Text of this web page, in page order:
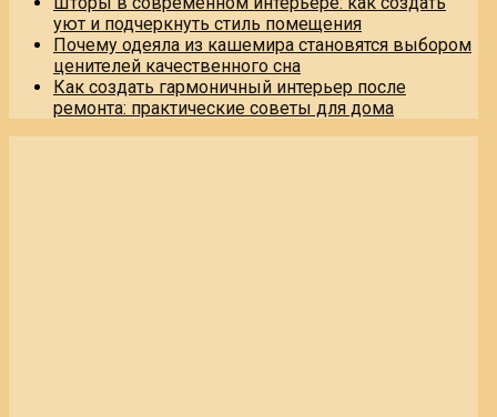
уют и подчеркнуть стиль помещения
Почему одеяла из кашемира становятся выбором
ценителей качественного сна
Как создать гармоничный интерьер после
ремонта: практические советы для дома